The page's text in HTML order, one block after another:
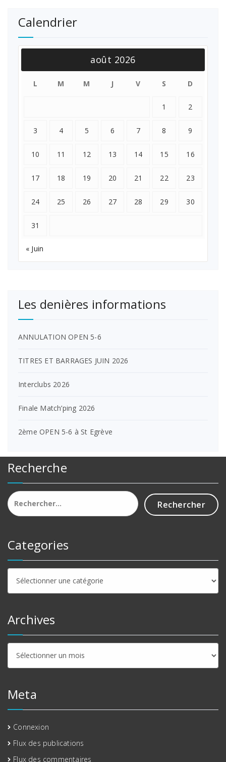
Calendrier
août 2026
L M M J V S D
1 2
3 4 5 6 7 8 9
10 11 12 13 14 15 16
17 18 19 20 21 22 23
24 25 26 27 28 29 30
31
« Juin
Les denières informations
ANNULATION OPEN 5-6
TITRES ET BARRAGES JUIN 2026
Interclubs 2026
Finale Match’ping 2026
2ème OPEN 5-6 à St Egrève
Recherche
Rechercher :
Categories
Categories
Archives
Archives
Meta
Connexion
Flux des publications
Flux des commentaires